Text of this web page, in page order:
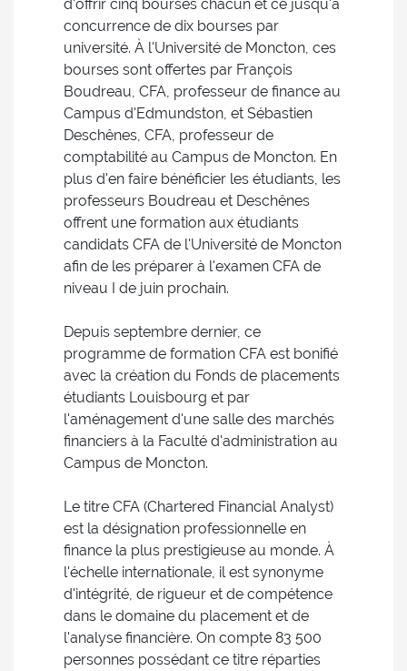
d'offrir cinq bourses chacun et ce jusqu'à
concurrence de dix bourses par
université. À l'Université de Moncton, ces
bourses sont offertes par François
Boudreau, CFA, professeur de finance au
Campus d'Edmundston, et Sébastien
Deschênes, CFA, professeur de
comptabilité au Campus de Moncton. En
plus d'en faire bénéficier les étudiants, les
professeurs Boudreau et Deschênes
offrent une formation aux étudiants
candidats CFA de l'Université de Moncton
afin de les préparer à l'examen CFA de
niveau I de juin prochain.
Depuis septembre dernier, ce
programme de formation CFA est bonifié
avec la création du Fonds de placements
étudiants Louisbourg et par
l'aménagement d'une salle des marchés
financiers à la Faculté d'administration au
Campus de Moncton.
Le titre CFA (Chartered Financial Analyst)
est la désignation professionnelle en
finance la plus prestigieuse au monde. À
l'échelle internationale, il est synonyme
d'intégrité, de rigueur et de compétence
dans le domaine du placement et de
l'analyse financière. On compte 83 500
personnes possédant ce titre réparties